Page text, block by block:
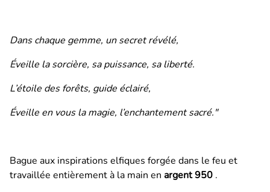
Dans chaque gemme, un secret révélé,
Éveille la sorcière, sa puissance, sa liberté.
L’étoile des forêts, guide éclairé,
Éveille en vous la magie, l’enchantement sacré."
Bague aux inspirations elfiques forgée dans le feu et
travaillée entièrement à la main en argent 950 .